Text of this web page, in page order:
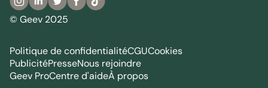
© Geev 2025
Politique de confidentialitéCGUCookies
PublicitéPresseNous rejoindre
Geev ProCentre d'aideÀ propos